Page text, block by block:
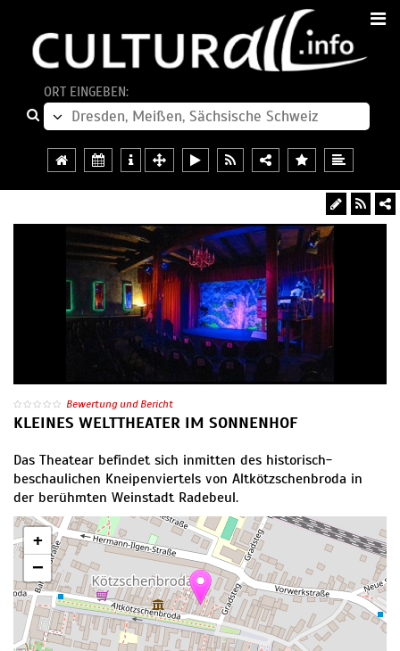
ORT EINGEBEN:
Bewertung und Bericht
KLEINES WELTTHEATER​ IM SONNENHOF
Das Theatear befindet sich inmitten des historisch-
beschaulichen Kneipenviertels von Altkötzschenbroda in
der berühmten Weinstadt Radebeul.
+
−